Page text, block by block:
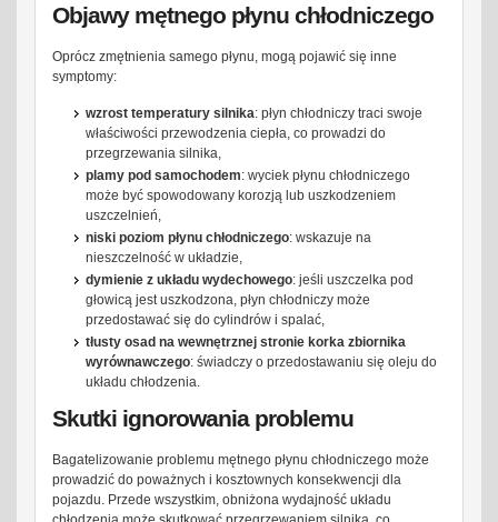
Objawy mętnego płynu chłodniczego
Oprócz zmętnienia samego płynu, mogą pojawić się inne
symptomy:
wzrost temperatury silnika: płyn chłodniczy traci swoje
właściwości przewodzenia ciepła, co prowadzi do
przegrzewania silnika,
plamy pod samochodem: wyciek płynu chłodniczego
może być spowodowany korozją lub uszkodzeniem
uszczelnień,
niski poziom płynu chłodniczego: wskazuje na
nieszczelność w układzie,
dymienie z układu wydechowego: jeśli uszczelka pod
głowicą jest uszkodzona, płyn chłodniczy może
przedostawać się do cylindrów i spalać,
tłusty osad na wewnętrznej stronie korka zbiornika
wyrównawczego: świadczy o przedostawaniu się oleju do
układu chłodzenia.
Skutki ignorowania problemu
Bagatelizowanie problemu mętnego płynu chłodniczego może
prowadzić do poważnych i kosztownych konsekwencji dla
pojazdu. Przede wszystkim, obniżona wydajność układu